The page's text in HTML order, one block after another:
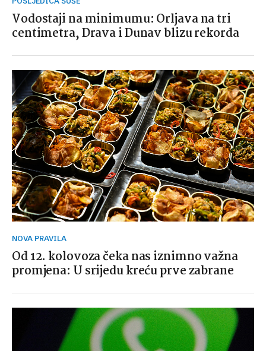
Vodostaji na minimumu: Orljava na tri
centimetra, Drava i Dunav blizu rekorda
NOVA PRAVILA
Od 12. kolovoza čeka nas iznimno važna
promjena: U srijedu kreću prve zabrane